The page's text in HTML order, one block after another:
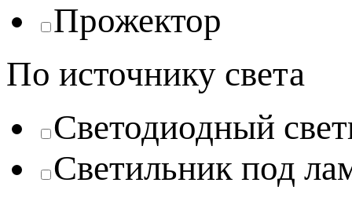
Прожектор
По источнику света
Светодиодный
Светильник под